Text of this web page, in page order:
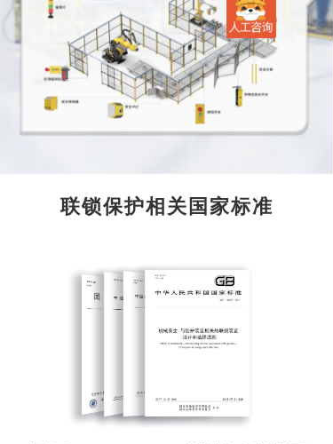
联锁保护相关国家标准